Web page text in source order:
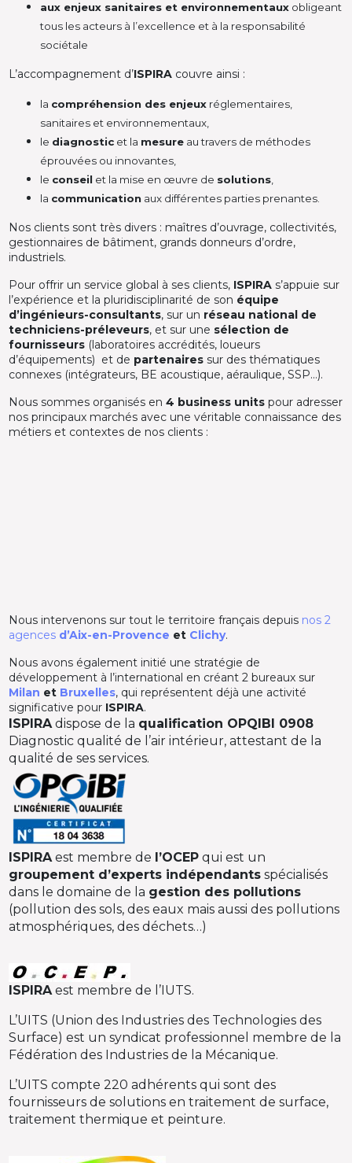
aux enjeux sanitaires et environnementaux obligeant
tous les acteurs à l’excellence et à la responsabilité
sociétale
L’accompagnement d’ISPIRA couvre ainsi :
la compréhension des enjeux réglementaires,
sanitaires et environnementaux,
le diagnostic et la mesure au travers de méthodes
éprouvées ou innovantes,
le conseil et la mise en œuvre de solutions
la communication aux différentes parties prenantes.
Nos clients sont très divers : maîtres d’ouvrage, collectivités,
gestionnaires de bâtiment, grands donneurs d’ordre,
industriels.
Pour offrir un service global à ses clients, ISPIRA s’appuie sur
l’expérience et la pluridisciplinarité de son équipe
d’ingénieurs-consultants, sur un réseau national de
techniciens-préleveurs, et sur une sélection de
fournisseurs (laboratoires accrédités, loueurs
d’équipements) et de partenaires sur des thématiques
connexes (intégrateurs, BE acoustique, aéraulique, SSP…).
Nous sommes organisés en 4 business units pour adresser
nos principaux marchés avec une véritable connaissance des
métiers et contextes de nos clients :
Nous intervenons sur tout le territoire français depuis nos 2
agences d’Aix-en-Provence et Clichy.
Nous avons également initié une stratégie de
développement à l’international en créant 2 bureaux sur
Milan et Bruxelles, qui représentent déjà une activité
significative pour ISPIRA.
ISPIRAdispose de la qualification OPQIBI 0908
Diagnostic qualité de l’air intérieur, attestant de la
qualité de ses services.
ISPIRAest membre de l’OCEP qui est un
groupement d’experts indépendants spécialisés
dans le domaine de la gestion des pollutions
(pollution des sols, des eaux mais aussi des pollutions
atmosphériques, des déchets…)
ISPIRAest membre de l’IUTS.
L’UITS (Union des Industries des Technologies des
Surface) est un syndicat professionnel membre de la
Fédération des Industries de la Mécanique.
L’UITS compte 220 adhérents qui sont des
fournisseurs de solutions en traitement de surface,
traitement thermique et peinture.